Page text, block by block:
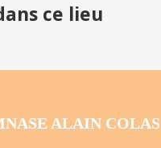
ce lieu
ALAIN COLAS